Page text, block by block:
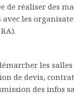
de réaliser des
les
les
de devis,
des infos